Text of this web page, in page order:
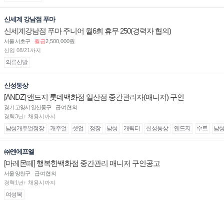
신세계 강남점 푸마
신세계강남점 푸마 주니어 월6회 휴무 250(경력자 협의)
서울 서초구 월급2,500,000원
신입 08/21까지
의류신발
신성통상
[ANDZ] 앤드지 롯데백화점 일산점 중간관리자(매니저) 구인
경기 고양시 일산동구
급여협의
경력3년↑ 채용시까지
남성캐주얼정장 캐주얼 셋업 정장 남성 캐릭터 신성통상 앤드지 수트 남
㈜엔에프엘
[마레몬떼] 행복한백화점 중간관리 매니저 구인공고
서울 양천구
급여협의
경력1년↑ 채용시까지
여성복